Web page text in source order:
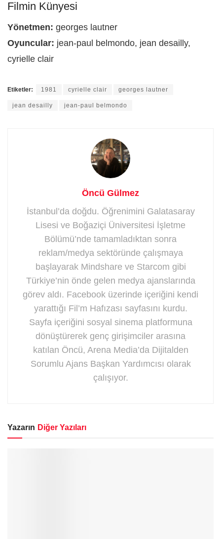
Filmin Künyesi
Yönetmen: georges lautner
Oyuncular: jean-paul belmondo, jean desailly,
cyrielle clair
Etiketler: 1981 cyrielle clair georges lautner
jean desailly jean-paul belmondo
Öncü Gülmez
İstanbul’da doğdu. Öğrenimini Galatasaray
Lisesi ve Boğaziçi Üniversitesi İşletme
Bölümü’nde tamamladıktan sonra
reklam/medya sektöründe çalışmaya
başlayarak Mindshare ve Starcom gibi
Türkiye’nin önde gelen medya ajanslarında
görev aldı. Facebook üzerinde içeriğini kendi
yarattığı Fil’m Hafızası sayfasını kurdu.
Sayfa içeriğini sosyal sinema platformuna
dönüştürerek genç girişimciler arasına
katılan Öncü, Arena Media’da Dijitalden
Sorumlu Ajans Başkan Yardımcısı olarak
çalışıyor.
Yazarın Diğer Yazıları